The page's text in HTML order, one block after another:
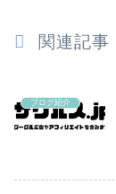
関連記事
ブログ紹介